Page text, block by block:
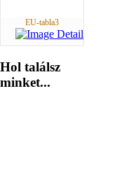
EU-tabla3
Hol találsz
minket...